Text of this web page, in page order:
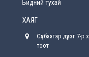
Бидний тухай
ХАЯГ
Сүхбаатар дүүрэг
тоот